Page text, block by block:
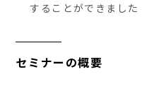
することができました
セミナーの概要